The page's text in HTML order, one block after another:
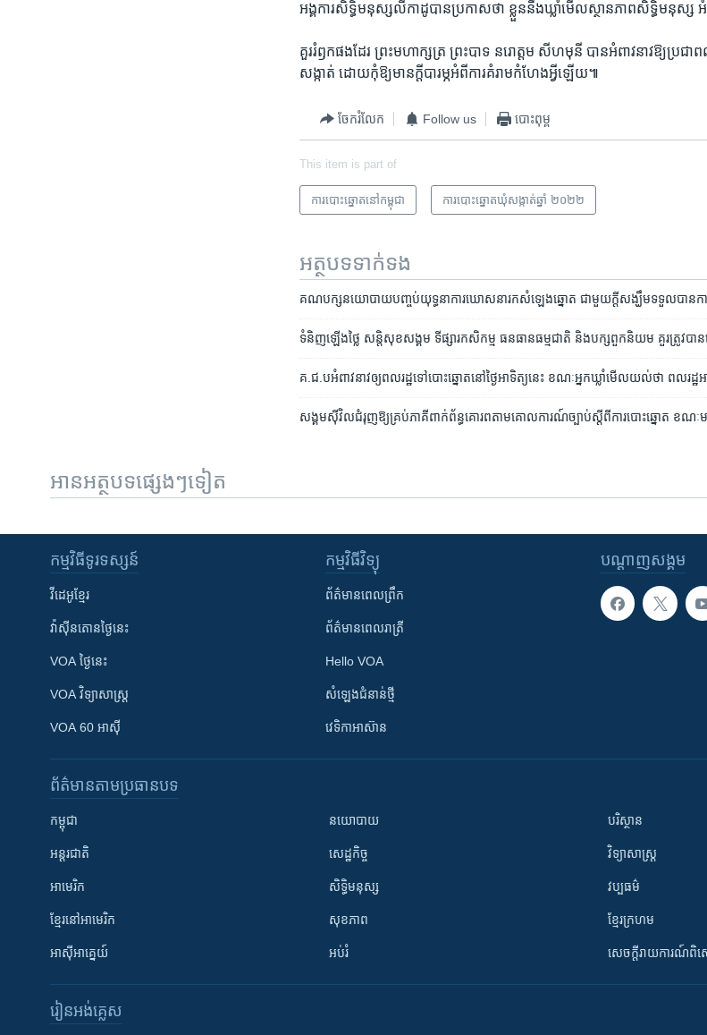
អង្គការ​សិទ្ធិ​មនុស្ស​លី​កា​ដូ​បាន​ប្រកាស​ថា ​ខ្លួន​នឹង​ឃ្លាំមើល​ស្ថានភាព​សិទ្ធិមនុស្
គួរ​រំឭក​ផង​ដែរ ព្រះ​មហាក្សត្រ​ ព្រះ​បាទ​ នរោត្តម​ សីហមុនី​ បាន​អំពាវ​នាវ​ឱ្យប្រជាព
សង្កាត់ ដោយកុំ​ឱ្យ​មាន​ក្តី​បារម្ភ​អំពី​ការ​គំរាម​កំហែង​អ្វី​ឡើយ៕
ចែករំលែក Follow us បោះពុម្ព
This item is part of
​ការ​បោះឆ្នោត​​នៅ​កម្ពុជា ការបោះឆ្នោតឃុំសង្កាត់ឆ្នាំ ២០២២
អត្ថបទ​ទាក់ទង
គណបក្ស​នយោបាយ​បញ្ចប់​យុទ្ធនាការ​ឃោសនា​រក​សំឡេង​ឆ្នោត ជាមួយ​ក្តី​សង្ឃឹម​ទទួល​បាន​ការ​
ទំនិញឡើងថ្លៃ សន្តិសុខសង្គម ទីផ្សារកសិកម្ម ធនធានធម្មជាតិ និងបក្សពួកនិយម គួរត្រូវបាន
គ.ជ.ប​អំពាវនាវ​ឲ្យ​ពលរដ្ឋ​ទៅ​បោះឆ្នោត​នៅ​ថ្ងៃអាទិត្យ​នេះ ខណៈ​អ្នកឃ្លាំមើល​យល់​ថា​ ពលរដ្ឋ​
សង្គម​ស៊ីវិល​ជំរុញ​ឱ្យ​​គ្រប់​ភាគី​ពាក់ព័ន្ធ​គោរព​តាម​គោលការណ៍​ច្បាប់​ស្តី​ពី​ការ​បោះឆ្នោត ​ខណៈ​មាន​
អានអត្ថបទផ្សេងៗទៀត
បណ្តាញ​សង្គម
កម្មវិធី​ទូរទស្សន៍
វីដេអូ​ខ្មែរ
វ៉ាស៊ីនតោន​ថ្ងៃ​នេះ
VOA ថ្ងៃនេះ
VOA ​វិទ្យាសាស្ត្រ
VOA 60 អាស៊ី
កម្មវិធី​វិទ្យុ
ព័ត៌មាន​ពេល​ព្រឹក
ព័ត៌មាន​​ពេល​រាត្រី
Hello VOA
សំឡេង​ជំនាន់​ថ្មី
វេទិកា​អាស៊ាន
ព័ត៌មាន​តាមប្រធានបទ​
កម្ពុជា
អន្តរជាតិ
អាមេរិក
ខ្មែរ​នៅអាមេរិក
អាស៊ីអាគ្នេយ៍
នយោបាយ
សេដ្ឋកិច្ច
សិទ្ធិមនុស្ស
សុខភាព
អប់រំ
បរិស្ថាន
វិទ្យាសាស្រ្ត
វប្បធម៌
ខ្មែរក្រហម
សេចក្តីរាយការណ៍ពិ
រៀន​​អង់គ្លេស